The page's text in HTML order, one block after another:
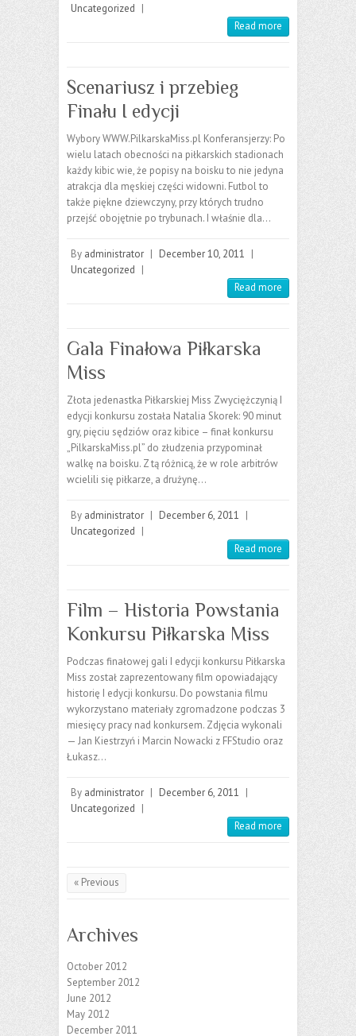
Uncategorized |
Read more
Scenariusz i przebieg
Finału I edycji
Wybory WWW.PilkarskaMiss.pl Konferansjerzy: Po
wielu latach obecności na piłkarskich stadionach
każdy kibic wie, że popisy na boisku to nie jedyna
atrakcja dla męskiej części widowni. Futbol to
także piękne dziewczyny, przy których trudno
przejść obojętnie po trybunach. I właśnie dla…
By administrator | December 10, 2011 |
Uncategorized |
Read more
Gala Finałowa Piłkarska
Miss
Złota jedenastka Piłkarskiej Miss Zwyciężczynią I
edycji konkursu została Natalia Skorek: 90 minut
gry, pięciu sędziów oraz kibice – finał konkursu
„PilkarskaMiss.pl” do złudzenia przypominał
walkę na boisku. Z tą różnicą, że w role arbitrów
wcielili się piłkarze, a drużynę…
By administrator | December 6, 2011 |
Uncategorized |
Read more
Film – Historia Powstania
Konkursu Piłkarska Miss
Podczas finałowej gali I edycji konkursu Piłkarska
Miss został zaprezentowany film opowiadający
historię I edycji konkursu. Do powstania filmu
wykorzystano materiały zgromadzone podczas 3
miesięcy pracy nad konkursem. Zdjęcia wykonali
— Jan Kiestrzyń i Marcin Nowacki z FFStudio oraz
Łukasz…
By administrator | December 6, 2011 |
Uncategorized |
Read more
« Previous
Archives
October 2012
September 2012
June 2012
May 2012
December 2011